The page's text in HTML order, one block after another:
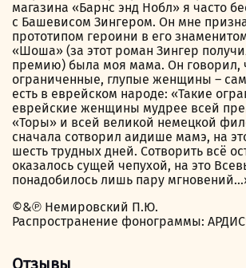
магазина «Барнс энд Нобл» я часто
с Башевисом Зингером. Он мне
прототипом героини в его
«Шоша» (за этот роман Зингер
премию) была моя мама. Он говорил,
ограниченные, глупые женщины –
есть в еврейском народе: «Такие
еврейские женщины мудрее всей
«Торы» и всей великой немецкой
сначала сотворил аидише мамэ, на
шесть трудных дней. Сотворить всё
оказалось сущей чепухой, на это
понадобилось лишь пару
©&℗ Немировский П.Ю.
Распространение фонограммы: